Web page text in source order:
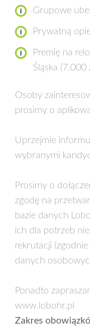
Grupowe
Prywatną
Premię na
Śląska (7.000
Osoby
prosimy o
Uprzejmie
wybranymi
Prosimy o
zgodę na
bazie danych
ich dla potrzeb
rekrutacji
danych
Ponadto
www.lobohr.pl
Zakres